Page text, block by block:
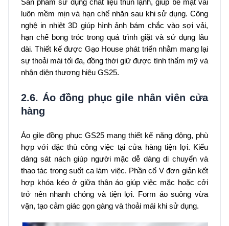
Sản phẩm sử dụng chất liệu thun lạnh, giúp bề mặt vải
luôn mềm mịn và hạn chế nhăn sau khi sử dụng. Công
nghệ in nhiệt 3D giúp hình ảnh bám chắc vào sợi vải,
hạn chế bong tróc trong quá trình giặt và sử dụng lâu
dài. Thiết kế được Gạo House phát triển nhằm mang lại
sự thoải mái tối đa, đồng thời giữ được tính thẩm mỹ và
nhận diện thương hiệu GS25.
2.6. Áo đồng phục gile nhân viên cửa
hàng
Áo gile đồng phục GS25 mang thiết kế năng động, phù
hợp với đặc thù công việc tại cửa hàng tiện lợi. Kiểu
dáng sát nách giúp người mặc dễ dàng di chuyển và
thao tác trong suốt ca làm việc. Phần cổ V đơn giản kết
hợp khóa kéo ở giữa thân áo giúp việc mặc hoặc cởi
trở nên nhanh chóng và tiện lợi. Form áo suông vừa
vặn, tạo cảm giác gọn gàng và thoải mái khi sử dụng.